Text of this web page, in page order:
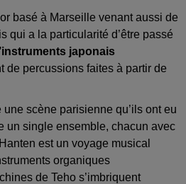
basé à Marseille venant aussi de
qui a la particularité d’être passé
japonais
de percussions faites à partir de
une scène parisienne qu’ils onteu
un single ensemble, chacun avec
est un voyage musical
organiques
de Teho s’imbriquent